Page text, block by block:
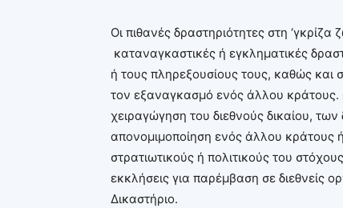
Οι πιθανές δραστηριότητες στη
καταναγκαστικές ή εγκληματικές
ή τους πληρεξουσίους τους, καθώς
τον εξαναγκασμό ενός άλλου κράτους.
χειραγώγηση του διεθνούς δικαίου,
απονομιμοποίηση ενός άλλου κράτους ή
στρατιωτικούς ή πολιτικούς του
εκκλήσεις για παρέμβαση σε διεθνείς
Δικαστήριο.